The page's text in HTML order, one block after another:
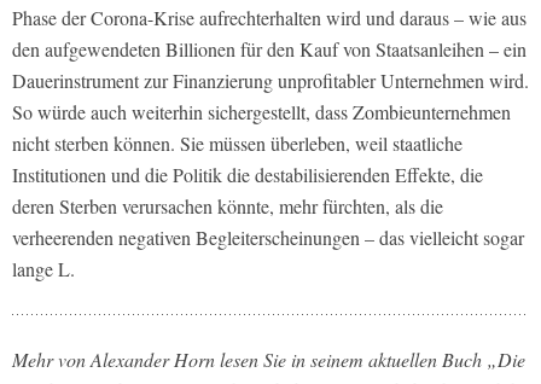
Phase der Corona-Krise aufrechterhalten wird und daraus – wie aus
den aufgewendeten Billionen für den Kauf von Staatsanleihen – ein
Dauerinstrument zur Finanzierung unprofitabler Unternehmen wird.
So würde auch weiterhin sichergestellt, dass Zombieunternehmen
nicht sterben können. Sie müssen überleben, weil staatliche
Institutionen und die Politik die destabilisierenden Effekte, die
deren Sterben verursachen könnte, mehr fürchten, als die
verheerenden negativen Begleiterscheinungen – das vielleicht sogar
lange L.
Mehr von Alexander Horn lesen Sie in seinem aktuellen Buch „Die